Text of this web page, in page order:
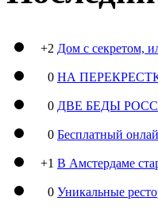
+2 Дом с секретом,
0 НА
0 ДВЕ БЕДЫ
0 Бесплатный
+1 В Амстердаме
0 Уникальные